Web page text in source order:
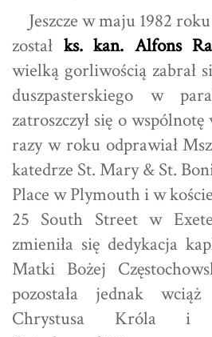
Jeszcze w maju 1982
został ks. kan. Alfons
wielką gorliwością zabrał
duszpasterskiego w
zatroszczył się o
razy w roku odprawiał
katedrze St. Mary & St.
Place w Plymouth i w
25 South Street w
zmieniła się dedykacja
Matki Bożej
pozostała jednak
Chrystusa Króla i